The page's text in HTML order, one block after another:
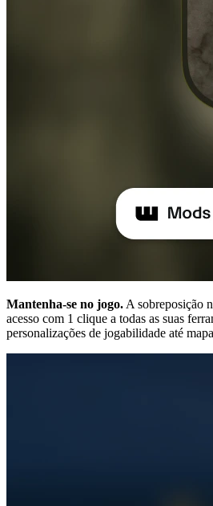
Mantenha-se no jogo. A sobreposição
acesso com 1 clique a todas as suas
personalizações de jogabilidade até